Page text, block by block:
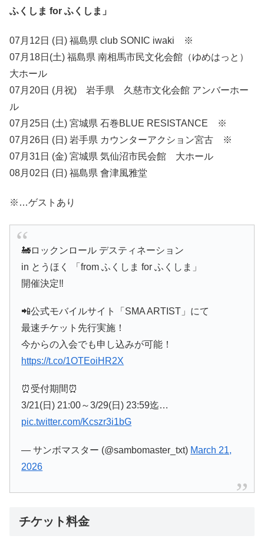
ふくしま for ふくしま」
07月12日 (日) 福島県 club SONIC iwaki ※
07月18日(土) 福島県 南相馬市民文化会館（ゆめはっと）
大ホール
07月20日 (月祝) 岩手県 久慈市文化会館 アンバーホー
ル
07月25日 (土) 宮城県 石巻BLUE RESISTANCE ※
07月26日 (日) 岩手県 カウンターアクション宮古 ※
07月31日 (金) 宮城県 気仙沼市民会館 大ホール
08月02日 (日) 福島県 會津風雅堂
※…ゲストあり
🚂ロックンロール デスティネーション
in とうほく 「from ふくしま for ふくしま」
開催決定‼️
📲公式モバイルサイト「SMA ARTIST」にて
最速チケット先行実施！
今からの入会でも申し込みが可能！
https://t.co/1OTEoiHR2X
⏰受付期間⏰
3/21(日) 21:00～3/29(日) 23:59迄…
pic.twitter.com/Kcszr3i1bG
— サンボマスター (@sambomaster_txt) March 21,
2026
チケット料金